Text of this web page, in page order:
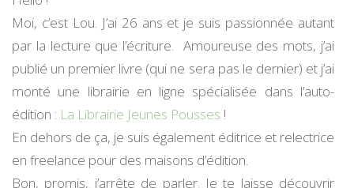
Moi, c’est Lou. J’ai 26 ans et je suis passionnée autant
par la lecture que l’écriture. Amoureuse des mots, j’ai
publié un premier livre (qui ne sera pas le dernier) et j’ai
monté une librairie en ligne spécialisée dans l’auto-
édition : La Librairie Jeunes Pousses !
En dehors de ça, je suis également éditrice et relectrice
en freelance pour des maisons d’édition.
Bon, promis, j’arrête de parler. Je te laisse découvrir